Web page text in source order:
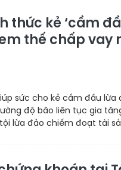
thức kẻ ‘cầm
thế chấp vay
sức cho kẻ cầm đầu lừa
độ bão liên tục gia
lừa đảo chiếm đoạt tài